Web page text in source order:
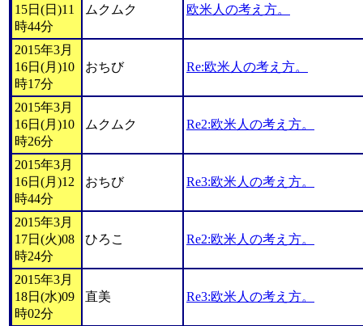
15日(日)11
時44分
ムクムク 欧米人の考え方。
2015年3月
16日(月)10
時17分
おちび Re:欧米人の考え方。
2015年3月
16日(月)10
時26分
ムクムク Re2:欧米人の考え方。
2015年3月
16日(月)12
時44分
おちび Re3:欧米人の考え方。
2015年3月
17日(火)08
時24分
ひろこ Re2:欧米人の考え方。
2015年3月
18日(水)09
時02分
直美 Re3:欧米人の考え方。